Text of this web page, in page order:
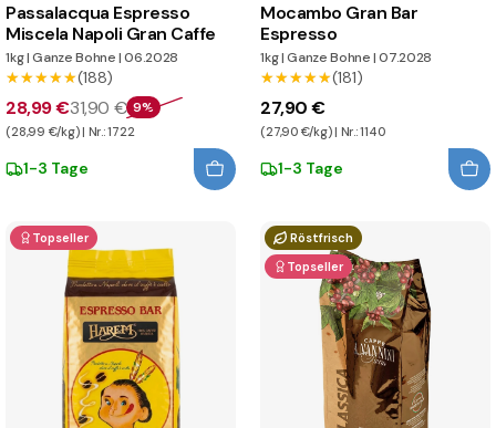
Passalacqua Espresso
Miscela Napoli Gran Caffe
1kg|Ganze Bohne|06.2028
★★★★★
★★★★★(188)
28,99 €31,90 € 9%
(28,99 €/kg) | Nr.: 1722
1-3 Tage
Mocambo Gran Bar
Espresso
1kg|Ganze Bohne|07.2028
★★★★★
★★★★★(181)
27,90 €
(27,90 €/kg) | Nr.: 1140
1-3 Tage
Topseller
Röstfrisch
Topseller